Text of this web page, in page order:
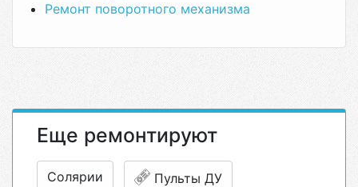
Ремонт поворотного механизма
Еще ремонтируют
Солярии Пульты ДУ